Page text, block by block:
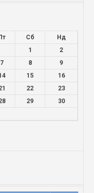
Сб
Нд
1
2
7 8
9
15
16
22
23
29
30